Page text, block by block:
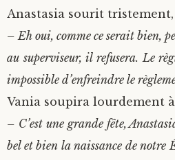
Anastasia sourit
– Eh oui, comme ce serait bien,
au superviseur, il refusera. Le
impossible d’enfreindre le
Vania soupira lourdement
– C’est une grande fête,
bel et bien la naissance de notre